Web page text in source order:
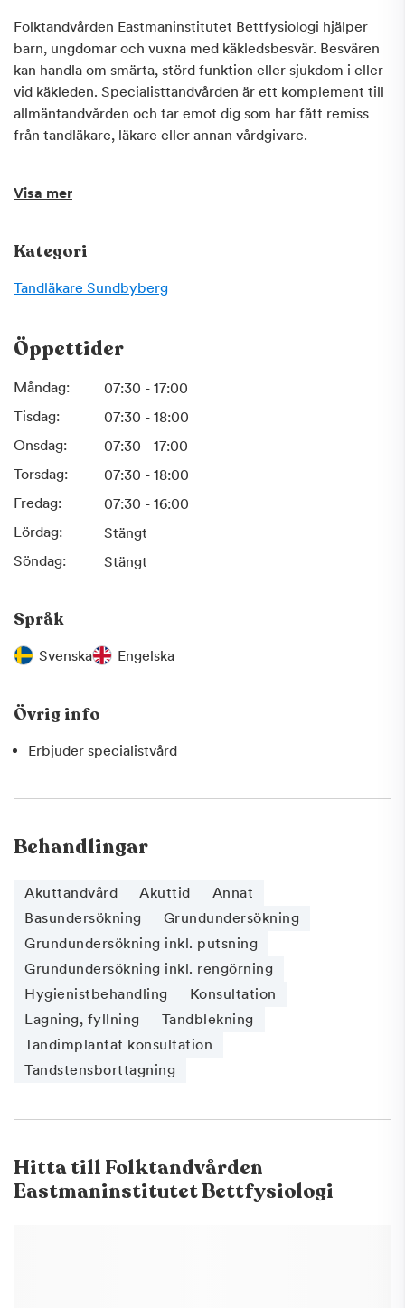
Folktandvården Eastmaninstitutet Bettfysiologi hjälper
barn, ungdomar och vuxna med käkledsbesvär. Besvären
kan handla om smärta, störd funktion eller sjukdom i eller
vid käkleden. Specialisttandvården är ett komplement till
allmäntandvården och tar emot dig som har fått remiss
från tandläkare, läkare eller annan vårdgivare.
Visa mer
Kategori
Tandläkare Sundbyberg
Öppettider
Måndag:
07:30 - 17:00
Tisdag:
07:30 - 18:00
Onsdag:
07:30 - 17:00
Torsdag:
07:30 - 18:00
Fredag:
07:30 - 16:00
Lördag:
Stängt
Söndag:
Stängt
Språk
Svenska Engelska
Övrig info
Erbjuder specialistvård
Behandlingar
Akuttandvård Akuttid
Annat
Basundersökning
Grundundersökning
Grundundersökning inkl. putsning
Grundundersökning inkl. rengörning
Hygienistbehandling
Konsultation
Lagning, fyllning
Tandblekning
Tandimplantat konsultation
Tandstensborttagning
Hitta till Folktandvården
Eastmaninstitutet Bettfysiologi